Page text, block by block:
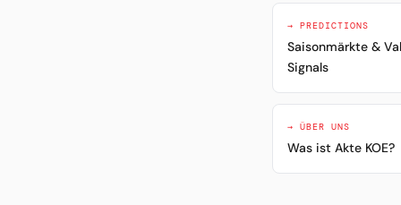
→ PREDICTIONS
Saisonmärkte &
Signals
→ ÜBER UNS
Was ist Akte KOE?